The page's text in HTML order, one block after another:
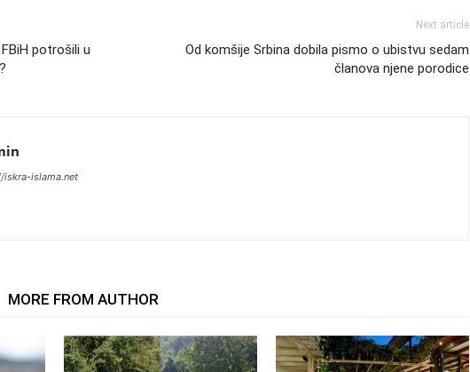
potrošili u
Next article
Od komšije Srbina dobila pismo o ubistvu sedam
članova njene porodice
islama.net
MORE FROM AUTHOR